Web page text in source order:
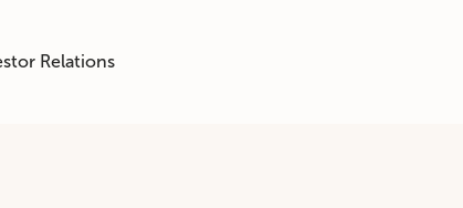
Relations